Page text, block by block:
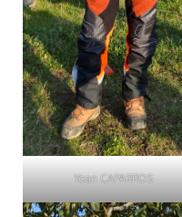
Yoan CAPARROS